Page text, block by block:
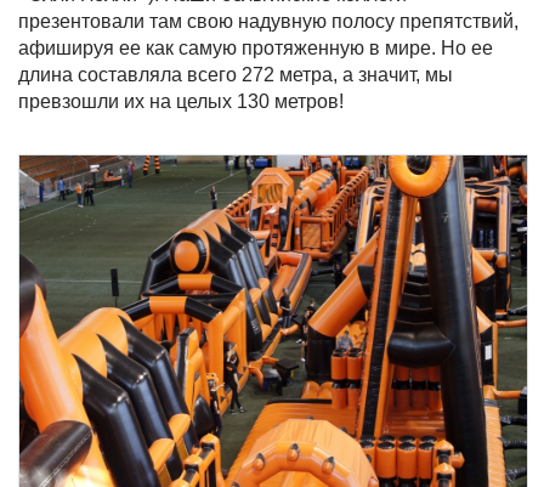
презентовали там свою надувную полосу препятствий,
афишируя ее как самую протяженную в мире. Но ее
длина составляла всего 272 метра, а значит, мы
превзошли их на целых 130 метров!